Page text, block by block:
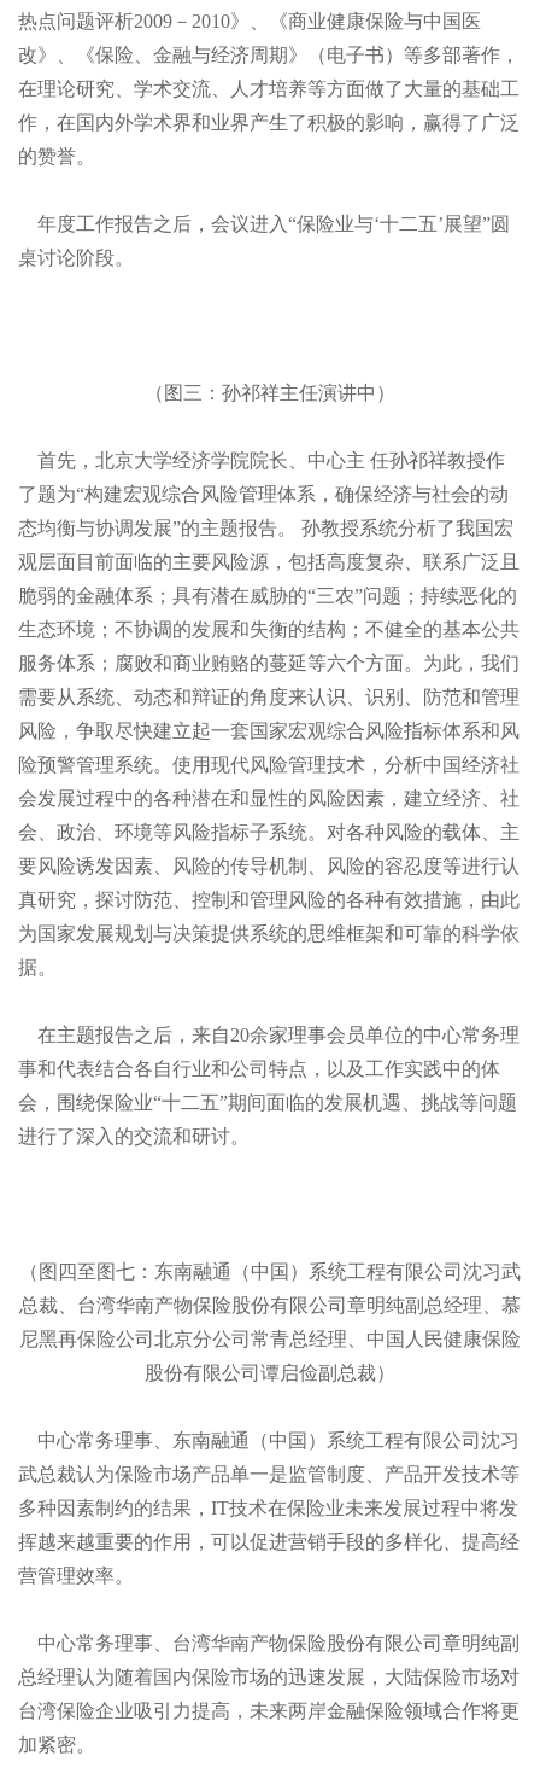
热点问题评析2009－ 2010》、《商业健康保险与中国医
改》、《保险、金融与经济周期》（电子书）等多部著作，
在理论研究、学术交流、人才培养等方面做了大量的基础工
作，在国内外学术界和业界产生了积极的影响，赢得了广泛
的赞誉。
年度工作报告之后，会议进入“保险业与‘十二五’展望”圆
桌讨论阶段。
（图三：孙祁祥主任演讲中）
首先，北京大学经济学院院长、中心主 任孙祁祥教授作
了题为“构建宏观综合风险管理体系，确保经济与社会的动
态均衡与协调发展”的主题报告。 孙教授系统分析了我国宏
观层面目前面临的主要风险源，包括高度复杂、联系广泛且
脆弱的金融体系；具有潜在威胁的“三农”问题；持续恶化的
生态环境；不协调的发展和失衡的结构；不健全的基本公共
服务体系；腐败和商业贿赂的蔓延等六个方面。为此，我们
需要从系统、动态和辩证的角度来认识、识别、防范和管理
风险，争取尽快建立起一套国家宏观综合风险指标体系和风
险预警管理系统。使用现代风险管理技术，分析中国经济社
会发展过程中的各种潜在和显性的风险因素，建立经济、社
会、政治、环境等风险指标子系统。对各种风险的载体、主
要风险诱发因素、风险的传导机制、风险的容忍度等进行认
真研究，探讨防范、控制和管理风险的各种有效措施，由此
为国家发展规划与决策提供系统的思维框架和可靠的科学依
据。
在主题报告之后，来自20余家理事会员单位的中心常务理
事和代表结合各自行业和公司特点，以及工作实践中的体
会，围绕保险业“十二五”期间面临的发展机遇、挑战等问题
进行了深入的交流和研讨。
（图四至图七：东南融通（中国）系统工程有限公司沈习武
总裁、台湾华南产物保险股份有限公司章明纯副总经理、慕
尼黑再保险公司北京分公司常青总经理、中国人民健康保险
股份有限公司谭启俭副总裁）
中心常务理事、东南融通（中国）系统工程有限公司沈习
武总裁认为保险市场产品单一是监管制度、产品开发技术等
多种因素制约的结果， IT技术在保险业未来发展过程中将发
挥越来越重要的作用，可以促进营销手段的多样化、提高经
营管理效率。
中心常务理事、台湾华南产物保险股份有限公司章明纯副
总经理认为随着国内保险市场的迅速发展，大陆保险市场对
台湾保险企业吸引力提高，未来两岸金融保险领域合作将更
加紧密。